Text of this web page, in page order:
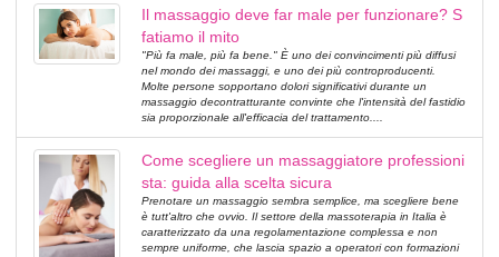
Il massaggio deve far male per funzionare? S
fatiamo il mito
"Più fa male, più fa bene." È uno dei convincimenti più diffusi
nel mondo dei massaggi, e uno dei più controproducenti.
Molte persone sopportano dolori significativi durante un
massaggio decontratturante convinte che l'intensità del fastidio
sia proporzionale all'efficacia del trattamento....
Come scegliere un massaggiatore professioni
sta: guida alla scelta sicura
Prenotare un massaggio sembra semplice, ma scegliere bene
è tutt'altro che ovvio. Il settore della massoterapia in Italia è
caratterizzato da una regolamentazione complessa e non
sempre uniforme, che lascia spazio a operatori con formazioni